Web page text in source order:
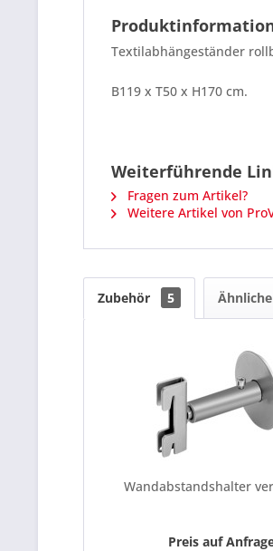
Textilabhängeständer
B119 x T50 x H170 cm.
Weiterführende
Fragen zum Artikel?
Weitere Artikel von
Zubehör 5
Wandabstandshalter
Preis auf